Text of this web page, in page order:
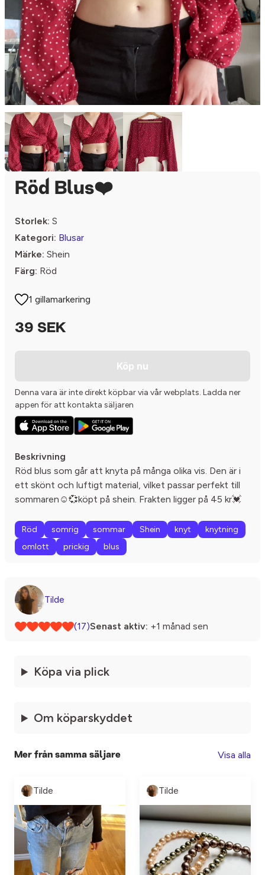
Röd Blus❤️
Storlek: S
Kategori: Blusar
Märke: Shein
Färg: Röd
1 gillamarkering
39 SEK
Köp nu
Denna vara är inte direkt köpbar via vår webplats. Ladda ner
appen för att kontakta säljaren
Beskrivning
Röd blus som går att knyta på många olika vis. Den är i
ett skönt och luftigt material, vilket passar perfekt till
sommaren☺️💞köpt på shein. Frakten ligger på 45 kr💓
Röd somrig sommar Shein knyt
knytning
omlott
prickig blus
Tilde
(17)Senast aktiv: +1 månad sen
Köpa via plick
Om köparskyddet
Mer från samma säljare Visa alla
Tilde Tilde